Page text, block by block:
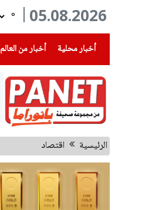
05.08.2026
°
أخبار محلية
(current) أخبار من العالم
الرئيسية اقتصاد